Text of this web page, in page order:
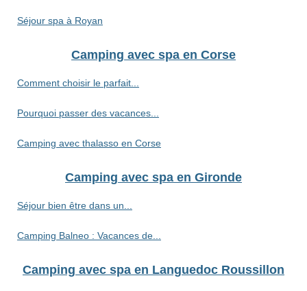
Séjour spa à Royan
Camping avec spa en Corse
Comment choisir le parfait...
Pourquoi passer des vacances...
Camping avec thalasso en Corse
Camping avec spa en Gironde
Séjour bien être dans un...
Camping Balneo : Vacances de...
Camping avec spa en Languedoc Roussillon